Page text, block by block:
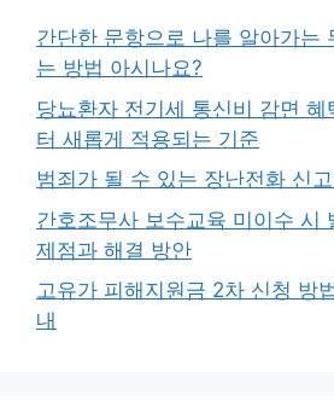
간단한 문항으로 나를 알아가는
는 방법 아시나요?
당뇨환자 전기세 통신비 감면
터 새롭게 적용되는 기준
범죄가 될 수 있는 장난전화 신
간호조무사 보수교육 미이수 시
제점과 해결 방안
고유가 피해지원금 2차 신청 방
내